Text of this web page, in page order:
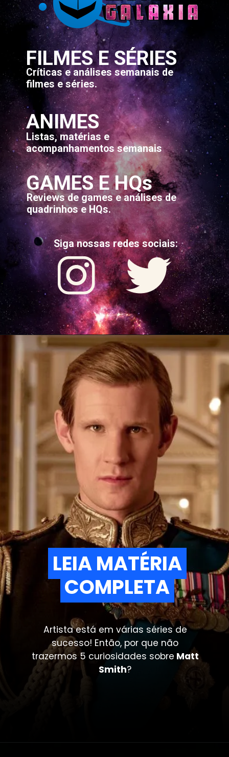
FILMES E SÉRIES
Críticas e análises semanais de
filmes e séries.
ANIMES
Listas, matérias e
acompanhamentos semanais
GAMES E HQs
Reviews de games e análises de
quadrinhos e HQs.
Siga nossas redes sociais:
LEIA MATÉRIA
COMPLETA
LEIA MATÉRIA
COMPLETA
Artista está em várias séries de
sucesso! Então, por que não
trazermos 5 curiosidades sobre Matt
Smith?